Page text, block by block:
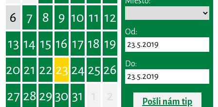
6
7 8 9 10 11 12
13 14 15 16 17 18 19
20 21 22 23 24 25 26
27 28 29 30 31
Od:
Do:
Pošli nám tip